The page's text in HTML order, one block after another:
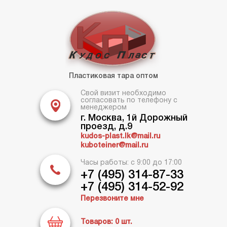
Пластиковая тара оптом
Свой визит необходимо
согласовать по телефону с
менеджером
г. Москва, 1й Дорожный
проезд, д.9
kudos-plast.lk@mail.ru
kuboteiner@mail.ru
Часы работы: с 9:00 до 17:00
+7 (495) 314-87-33
+7 (495) 314-52-92
Перезвоните мне
Товаров: 0шт.